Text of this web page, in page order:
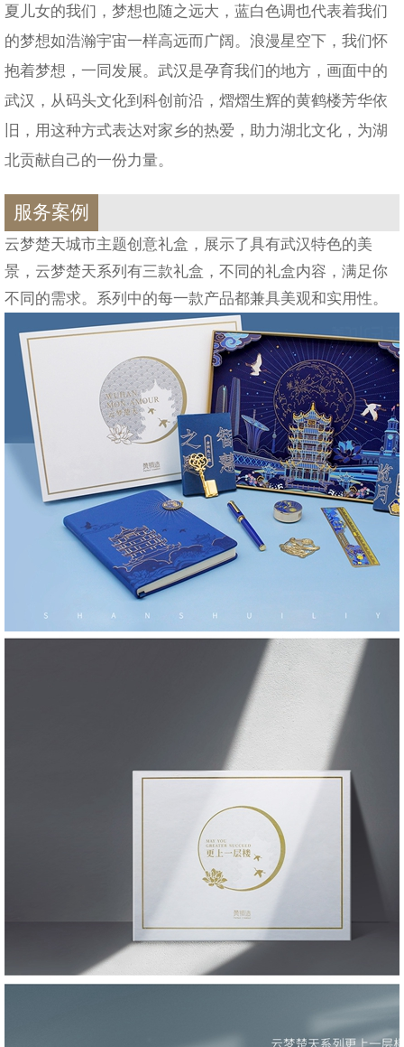
夏儿女的我们，梦想也随之远大，蓝白色调也代表着我们
的梦想如浩瀚宇宙一样高远而广阔。浪漫星空下，我们怀
抱着梦想，一同发展。武汉是孕育我们的地方，画面中的
武汉，从码头文化到科创前沿，熠熠生辉的黄鹤楼芳华依
旧，用这种方式表达对家乡的热爱，助力湖北文化，为湖
北贡献自己的一份力量。
服务案例
云梦楚天城市主题创意礼盒，展示了具有武汉特色的美
景，云梦楚天系列有三款礼盒，不同的礼盒内容，满足你
不同的需求。系列中的每一款产品都兼具美观和实用性。